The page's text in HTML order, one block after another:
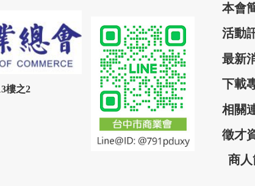
樓之2
本會
活動
最新
下載
相關
徵才
商人